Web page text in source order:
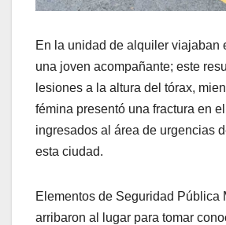
En la unidad de alquiler viajaban
una joven acompañante; este
lesiones a la altura del tórax,
fémina presentó una fractura en
ingresados al área de urgencias
esta ciudad.
Elementos de Seguridad Pública
arribaron al lugar para tomar